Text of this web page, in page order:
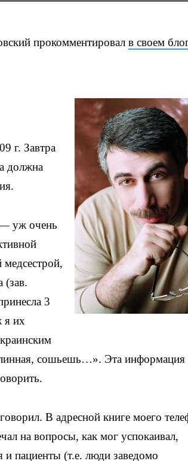
прокомментировал в своем
г. Завтра
должна
— уж очень
(зав.
3
я их
сошьешь…». Эта информация
В адресной книге моего
на вопросы, как мог успокаивал,
пациенты (т.е. люди заведомо